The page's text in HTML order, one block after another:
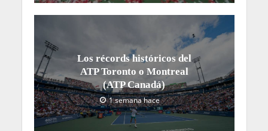
Los récords históricos del
ATP Toronto o Montreal
(ATP Canadá)
1 semana hace